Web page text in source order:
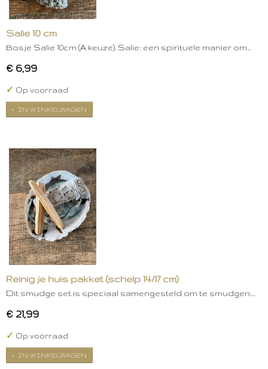
Salie 10 cm
Bosje Salie 10cm (A keuze). Salie: een spirituele manier om…
€ 6,99
✓ Op voorraad
IN WINKELWAGEN
Reinig je huis pakket (schelp 14/17 cm)
Dit smudge set is speciaal samengesteld om te smudgen.…
€ 21,99
✓ Op voorraad
IN WINKELWAGEN